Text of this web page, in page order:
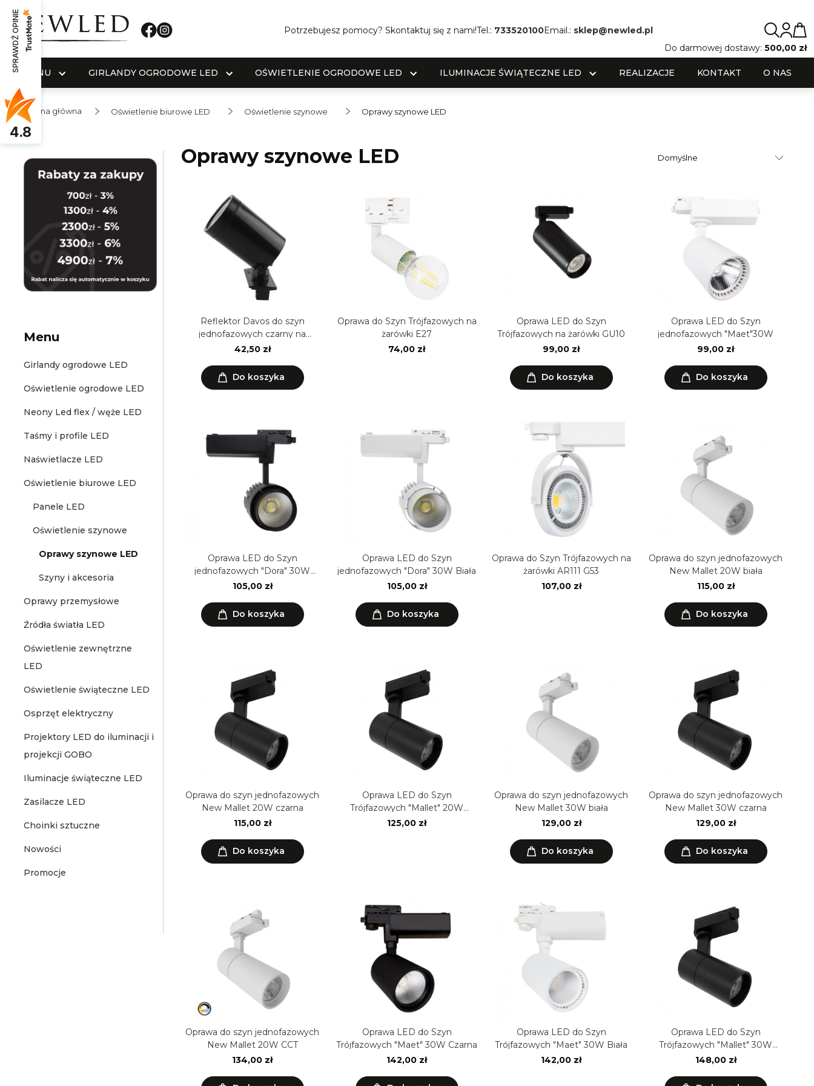
Potrzebujesz pomocy? Skontaktuj się z nami!Tel.: 733520100Email.: sklep@newled.pl
Do darmowej dostawy: 500,00 zł
MENU GIRLANDY OGRODOWE LED OŚWIETLENIE OGRODOWE LED ILUMINACJE ŚWIĄTECZNE LED REALIZACJE KONTAKT O NAS
Strona główna Oświetlenie biurowe LED Oświetlenie szynowe Oprawy szynowe LED
Menu
Girlandy ogrodowe LED
Oświetlenie ogrodowe LED
Neony Led flex / węże LED
Taśmy i profile LED
Naświetlacze LED
Oświetlenie biurowe LED
Panele LED
Oświetlenie szynowe
Oprawy szynowe LED
Szyny i akcesoria
Oprawy przemysłowe
Źródła światła LED
Oświetlenie zewnętrzne
LED
Oświetlenie świąteczne LED
Osprzęt elektryczny
Projektory LED do iluminacji i
projekcji GOBO
Iluminacje świąteczne LED
Zasilacze LED
Choinki sztuczne
Nowości
Promocje
Oprawy szynowe LED
Reflektor Davos do szyn
jednofazowych czarny na
żarówkę GU10
42,50 zł
Do koszyka
Oprawa do Szyn Trójfazowych na
żarówki E27
74,00 zł
Oprawa LED do Szyn
Trójfazowych na żarówki GU10
99,00 zł
Do koszyka
Oprawa LED do Szyn
jednofazowych "Maet"30W
99,00 zł
Do koszyka
Oprawa LED do Szyn
jednofazowych "Dora" 30W
czarna
105,00 zł
Do koszyka
Oprawa LED do Szyn
jednofazowych "Dora" 30W Biała
105,00 zł
Do koszyka
Oprawa do Szyn Trójfazowych na
żarówki AR111 G53
107,00 zł
Oprawa do szyn jednofazowych
New Mallet 20W biała
115,00 zł
Do koszyka
Oprawa do szyn jednofazowych
New Mallet 20W czarna
115,00 zł
Do koszyka
Oprawa LED do Szyn
Trójfazowych "Mallet" 20W
Czarna ściemnialna
125,00 zł
Oprawa do szyn jednofazowych
New Mallet 30W biała
129,00 zł
Do koszyka
Oprawa do szyn jednofazowych
New Mallet 30W czarna
129,00 zł
Do koszyka
Oprawa do szyn jednofazowych
New Mallet 20W CCT
134,00 zł
Oprawa LED do Szyn
Trójfazowych "Maet" 30W Czarna
142,00 zł
Oprawa LED do Szyn
Trójfazowych "Maet" 30W Biała
142,00 zł
Oprawa LED do Szyn
Trójfazowych "Mallet" 30W
Czarna ściemnialna
148,00 zł
SPRAWDŹ OPINIE
4.8